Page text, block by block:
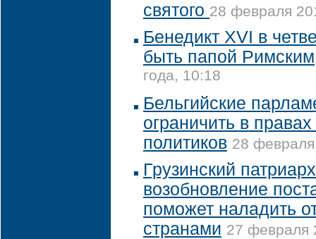
святого 28 февраля
Бенедикт XVI в
быть папой Римским
года, 10:18
Бельгийские
ограничить в
политиков 28
Грузинский
возобновление
поможет наладить
странами 27 февраля